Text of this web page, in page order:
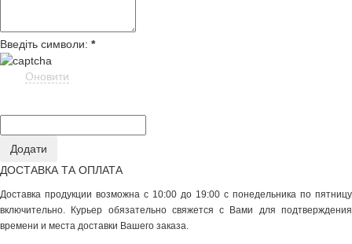
Введіть символи: *
Оновити
ДОСТАВКА ТА ОПЛАТА
Доставка продукции возможна с 10:00 до 19:00 с понедельника по пятницу
включительно. Курьер обязательно свяжется с Вами для подтверждения
времени и места доставки Вашего заказа.